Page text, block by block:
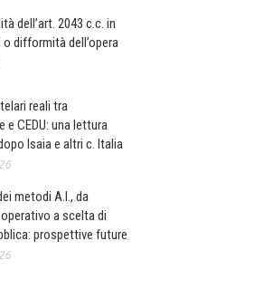
dell’art. 2043 c.c. in
difformità dell’opera
reali tra
e CEDU: una lettura
Isaia e altri c. Italia
metodi A.I., da
a scelta di
prospettive future